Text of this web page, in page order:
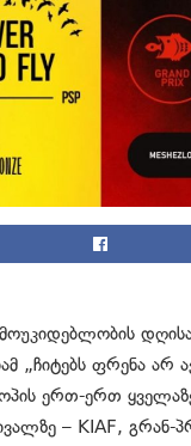
„ჩიტებს ფრენა არ
ერთ-ერთ
– KIAF, გრან-